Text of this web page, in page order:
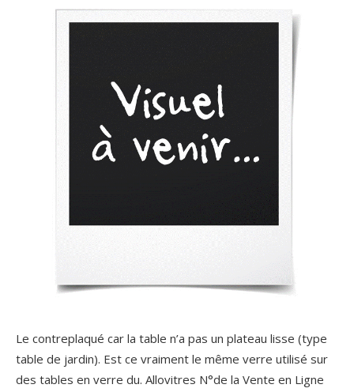
Le contreplaqué car la table n’a pas un plateau lisse (type
table de jardin). Est ce vraiment le même verre utilisé sur
des tables en verre du. Allovitres N°de la Vente en Ligne